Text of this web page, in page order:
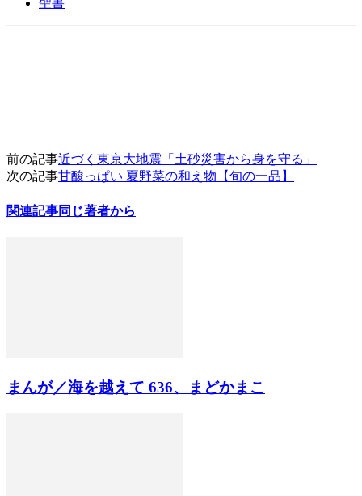
聖書
前の記事近づく東京大地震「土砂災害から身を守る」
次の記事甘酸っぱい 夏野菜の和え物【旬の一品】
関連記事同じ著者から
まんが／海を越えて 636、まどかまこ